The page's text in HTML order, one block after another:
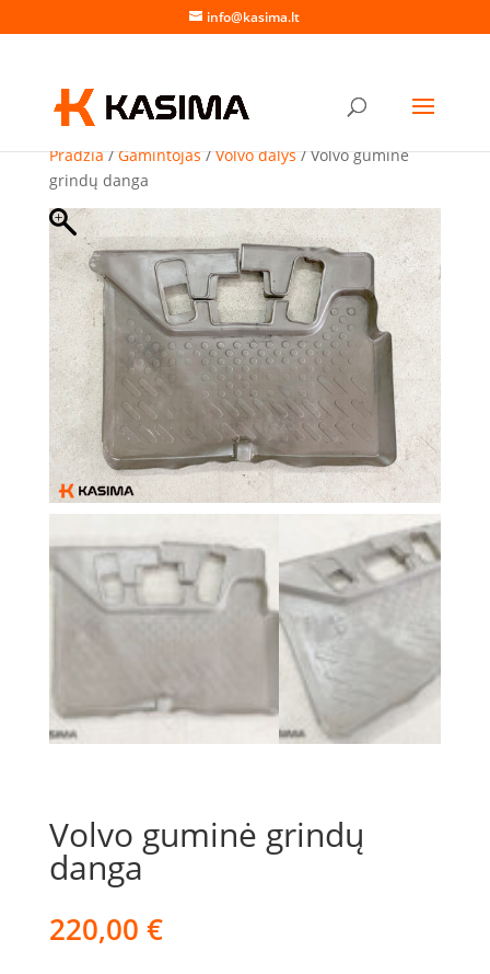
info@kasima.lt
Pradžia/Gamintojas/Volvo dalys/ Volvo guminė
grindų danga
Volvo guminė grindų
danga
220,00 €